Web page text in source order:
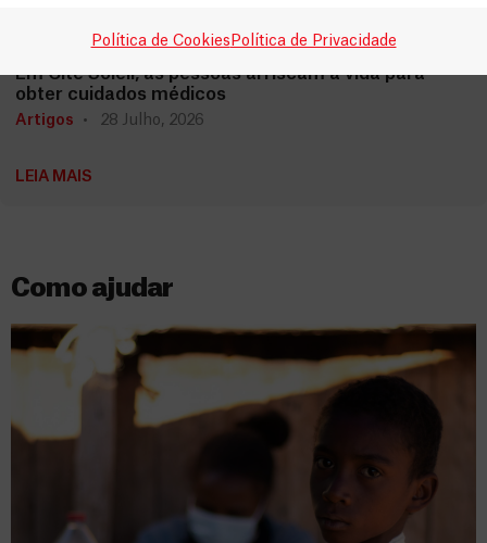
Política de Cookies Política de Privacidade
Em Cité Soleil, as pessoas arriscam a vida para
obter cuidados médicos
Artigos 28 Julho, 2026
LEIA MAIS
Como ajudar